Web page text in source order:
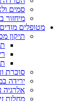
סמים
מיחזור
מטופלים מודים
תיקון
סוכרת
ירידה
אלרגיה
מחלות